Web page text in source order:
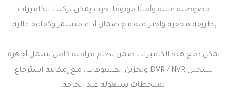
خصوصية عالية وأمانًا موثوقًا، حيث يمكن تركيب الكاميرات
بطريقة مخفية واحترافية مع ضمان أداء مستمر وكفاءة عالية.
يمكن دمج هذه الكاميرات ضمن نظام مراقبة كامل يشمل أجهزة
تسجيل DVR / NVR وتخزين الفيديوهات، مع إمكانية استرجاع
الملاحظات بسهولة عند الحاجة.